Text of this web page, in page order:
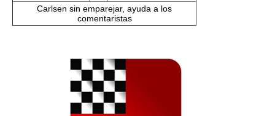
Carlsen sin emparejar, ayuda a los
comentaristas